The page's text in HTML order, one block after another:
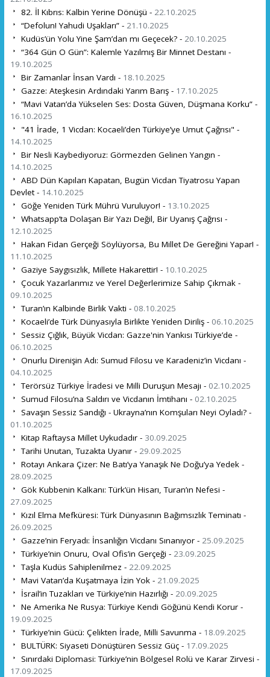
82. İl Kıbrıs: Kalbin Yerine Dönüşü - 22.10.2025
“Defolun! Yahudi Uşakları” - 21.10.2025
Kudüs’ün Yolu Yine Şam’dan mı Geçecek? - 20.10.2025
“364 Gün O Gün”: Kalemle Yazılmış Bir Minnet Destanı -
19.10.2025
Bir Zamanlar İnsan Vardı - 18.10.2025
Gazze: Ateşkesin Ardındaki Yarım Barış - 17.10.2025
“Mavi Vatan’da Yükselen Ses: Dosta Güven, Düşmana Korku” -
16.10.2025
"41 İrade, 1 Vicdan: Kocaeli’den Türkiye’ye Umut Çağrısı" -
14.10.2025
Bir Nesli Kaybediyoruz: Görmezden Gelinen Yangın -
14.10.2025
ABD Dün Kapıları Kapatan, Bugün Vicdan Tiyatrosu Yapan
Devlet - 14.10.2025
Göğe Yeniden Türk Mührü Vuruluyor! - 13.10.2025
Whatsapp’ta Dolaşan Bir Yazı Değil, Bir Uyanış Çağrısı -
12.10.2025
Hakan Fidan Gerçeği Söylüyorsa, Bu Millet De Gereğini Yapar! -
11.10.2025
Gaziye Saygısızlık, Millete Hakarettir! - 10.10.2025
Çocuk Yazarlarımız ve Yerel Değerlerimize Sahip Çıkmak -
09.10.2025
Turan’ın Kalbinde Birlik Vakti - 08.10.2025
Kocaeli’de Türk Dünyasıyla Birlikte Yeniden Diriliş - 06.10.2025
Sessiz Çığlık, Büyük Vicdan: Gazze'nin Yankısı Türkiye’de -
06.10.2025
Onurlu Direnişin Adı: Sumud Filosu ve Karadeniz’in Vicdanı -
04.10.2025
Terörsüz Türkiye İradesi ve Milli Duruşun Mesajı - 02.10.2025
Sumud Filosu’na Saldırı ve Vicdanın İmtihanı - 02.10.2025
Savaşın Sessiz Sandığı - Ukrayna’nın Komşuları Neyi Oyladı? -
01.10.2025
Kitap Raftaysa Millet Uykudadır - 30.09.2025
Tarihi Unutan, Tuzakta Uyanır - 29.09.2025
Rotayı Ankara Çizer: Ne Batı’ya Yanaşık Ne Doğu’ya Yedek -
28.09.2025
Gök Kubbenin Kalkanı: Türk’ün Hisarı, Turan’ın Nefesi -
27.09.2025
Kızıl Elma Mefküresi: Türk Dünyasının Bağımsızlık Teminatı -
26.09.2025
Gazze’nin Feryadı: İnsanlığın Vicdanı Sınanıyor - 25.09.2025
Türkiye’nin Onuru, Oval Ofis’in Gerçeği - 23.09.2025
Taşla Kudüs Sahiplenilmez - 22.09.2025
Mavi Vatan’da Kuşatmaya İzin Yok - 21.09.2025
İsrail’in Tuzakları ve Türkiye’nin Hazırlığı - 20.09.2025
Ne Amerika Ne Rusya: Türkiye Kendi Göğünü Kendi Korur -
19.09.2025
Türkiye’nin Gücü: Çelikten İrade, Milli Savunma - 18.09.2025
BULTÜRK: Siyaseti Dönüştüren Sessiz Güç - 17.09.2025
Sınırdaki Diplomasi: Türkiye’nin Bölgesel Rolü ve Karar Zirvesi -
17.09.2025